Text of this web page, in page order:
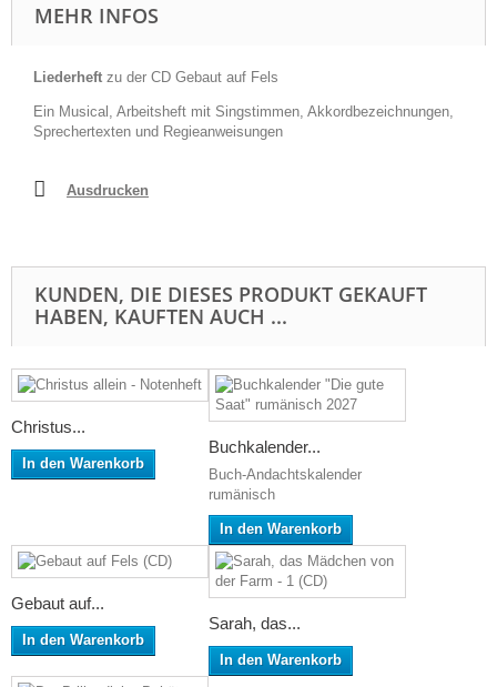
MEHR INFOS
Liederheft zu der CD Gebaut auf Fels
Ein Musical, Arbeitsheft mit Singstimmen, Akkordbezeichnungen,
Sprechertexten und Regieanweisungen
Ausdrucken
KUNDEN, DIE DIESES PRODUKT GEKAUFT
HABEN, KAUFTEN AUCH ...
Christus...
In den Warenkorb
Buchkalender...
Buch-Andachtskalender
rumänisch
In den Warenkorb
Gebaut auf...
In den Warenkorb
Sarah, das...
In den Warenkorb